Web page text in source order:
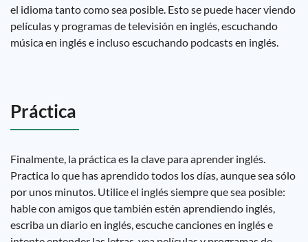
el idioma tanto como sea posible. Esto se puede hacer viendo
películas y programas de televisión en inglés, escuchando
música en inglés e incluso escuchando podcasts en inglés.
Práctica
Finalmente, la práctica es la clave para aprender inglés.
Practica lo que has aprendido todos los días, aunque sea sólo
por unos minutos. Utilice el inglés siempre que sea posible:
hable con amigos que también estén aprendiendo inglés,
escriba un diario en inglés, escuche canciones en inglés e